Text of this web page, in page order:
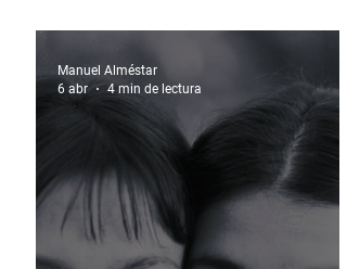
Manuel Alméstar
6 abr
4 min de lectura